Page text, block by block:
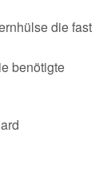
die fast
benötigte